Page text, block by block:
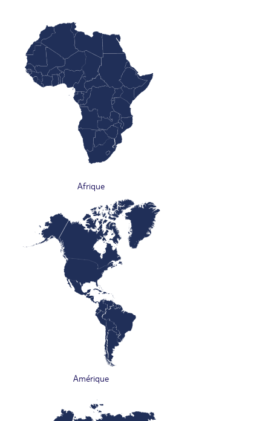
Afrique
Amérique